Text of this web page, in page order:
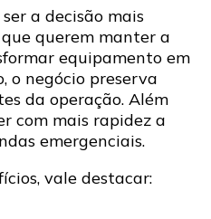
a decisão mais
querem manter a
equipamento em
o negócio preserva
da operação. Além
com mais rapidez a
emergenciais.
vale destacar: